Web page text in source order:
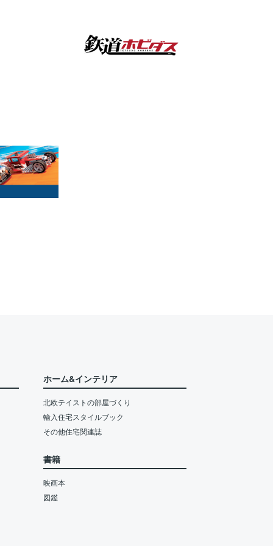
ホーム&インテリア
北欧テイストの部屋づくり
輸入住宅スタイルブック
その他住宅関連誌
書籍
映画本
図鑑